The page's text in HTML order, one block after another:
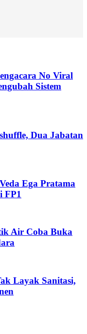
No Viral
Sistem
Dua Jabatan
Ega Pratama
FP1
Air Coba Buka
Layak Sanitasi,